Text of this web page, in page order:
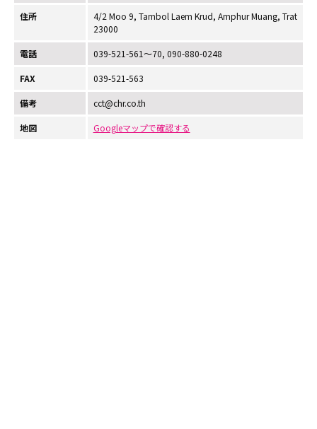
住所
4/2 Moo 9, Tambol Laem Krud, Amphur Muang, Trat
23000
電話 039-521-561～70, 090-880-0248
FAX 039-521-563
備考 cct@chr.co.th
地図 Googleマップで確認する